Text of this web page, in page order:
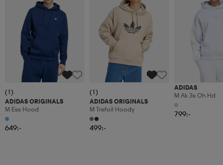
(1)
ADIDAS ORIGINALS
M Ess Hood
649:-
(1)
ADIDAS ORIGINALS
M Trefoil Hoody
499:-
ADIDAS
M Ak 3s Oh Hd
799:-